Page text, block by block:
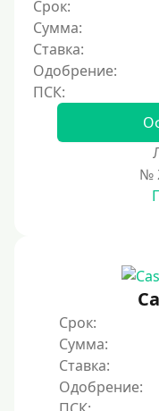
3000 руб
4000 руб
5000 руб
7000 руб
20000 руб
25000 руб
30000 руб
30000 руб на год
Срок:
Сумма:
Ставка:
Одобрение:
№
Срок:
Сумма:
Ставка:
Одобрение: